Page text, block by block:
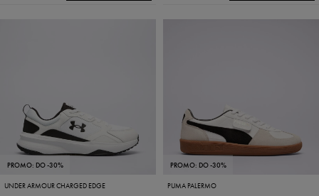
PROMO: DO -30%
UNDER ARMOUR CHARGED EDGE
PROMO: DO -30%
PUMA PALERMO